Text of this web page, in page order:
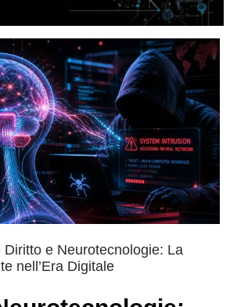
Diritto e Neurotecnologie: La
nell’Era Digitale